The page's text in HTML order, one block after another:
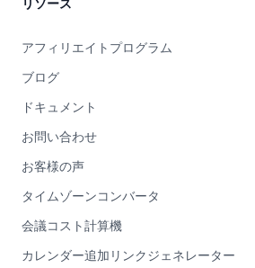
アフィリエイトプログラム
ブログ
ドキュメント
お問い合わせ
お客様の声
タイムゾーンコンバータ
会議コスト計算機
カレンダー追加リンクジェネレーター